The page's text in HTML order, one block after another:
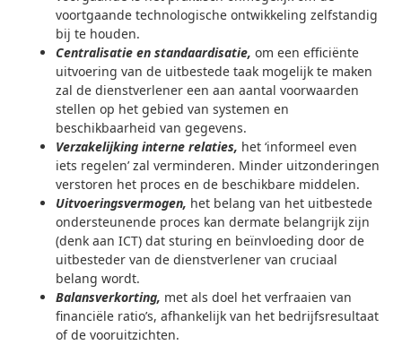
voortgaande technologische ontwikkeling zelfstandig
bij te houden.
Centralisatie en standaardisatie, om een efficiënte
uitvoering van de uitbestede taak mogelijk te maken
zal de dienstverlener een aan aantal voorwaarden
stellen op het gebied van systemen en
beschikbaarheid van gegevens.
Verzakelijking interne relaties, het ‘informeel even
iets regelen’ zal verminderen. Minder uitzonderingen
verstoren het proces en de beschikbare middelen.
Uitvoeringsvermogen, het belang van het uitbestede
ondersteunende proces kan dermate belangrijk zijn
(denk aan ICT) dat sturing en beïnvloeding door de
uitbesteder van de dienstverlener van cruciaal
belang wordt.
Balansverkorting, met als doel het verfraaien van
financiële ratio’s, afhankelijk van het bedrijfsresultaat
of de vooruitzichten.